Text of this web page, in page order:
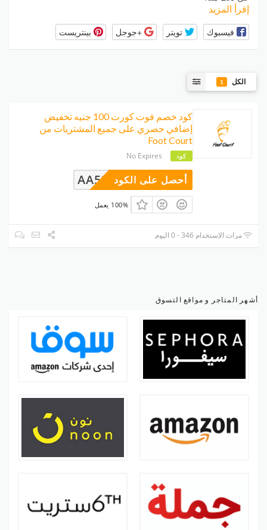
إقرأ المزيد
فيسبوك تويتر +جوجل بينتريست
الكل 1
كود خصم فوت كورت 100 جنيه تخفيض
إضافي حصري على جميع المشتريات من
Foot Court
كود No Expires
AA53 أحصل على الكود
100% يعمل
مرات الإستخدام 346 - 0 اليوم
أشهر المتاجر و مواقع التسوق